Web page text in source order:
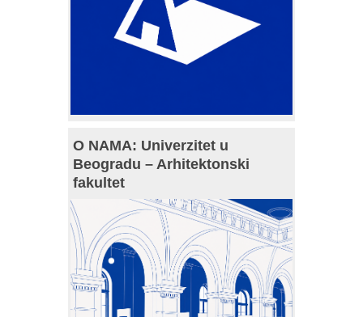
O NAMA: Univerzitet u
Beogradu – Arhitektonski
fakultet